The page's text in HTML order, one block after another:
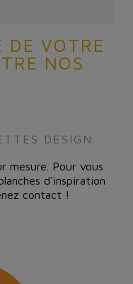
DE VOTRE
NOS
DESIGN
mesure. Pour vous
d'inspiration
contact !